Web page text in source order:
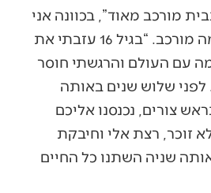
מורכב מאוד”, בכוונה אני
לא מפרט פה עד כמה מורכב. “בגיל 16 עזבתי את
עם העולם והרגשתי חוסר
לפני שלוש שנים באותה
צורים, נכנסנו אליכם
זוכר, רצת אלי וחיבקת
שניה השתנו כל החיים